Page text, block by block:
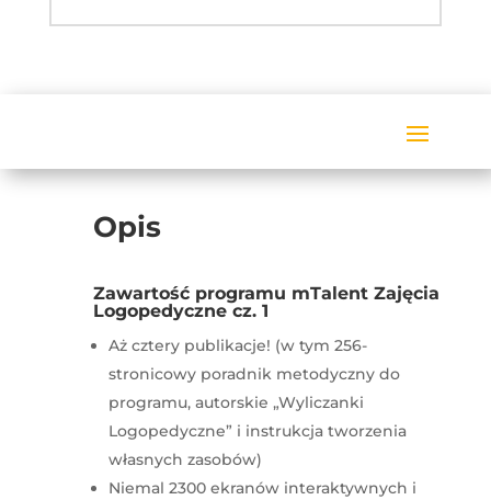
Opis
Zawartość programu mTalent Zajęcia
Logopedyczne cz. 1
Aż cztery publikacje! (w tym 256-
stronicowy poradnik metodyczny do
programu, autorskie „Wyliczanki
Logopedyczne” i instrukcja tworzenia
własnych zasobów)
Niemal 2300 ekranów interaktywnych i